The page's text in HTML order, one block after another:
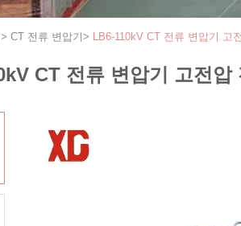
> CT 전류 변압기> LB6-110kV CT 전류 변압기 고
CT 전류 변압기 고전압